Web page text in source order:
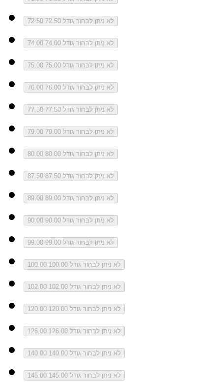
72.50 לא ניתן לבחור גודל 72.50
74.00 לא ניתן לבחור גודל 74.00
75.00 לא ניתן לבחור גודל 75.00
76.00 לא ניתן לבחור גודל 76.00
77.50 לא ניתן לבחור גודל 77.50
79.00 לא ניתן לבחור גודל 79.00
80.00 לא ניתן לבחור גודל 80.00
87.50 לא ניתן לבחור גודל 87.50
89.00 לא ניתן לבחור גודל 89.00
90.00 לא ניתן לבחור גודל 90.00
99.00 לא ניתן לבחור גודל 99.00
100.00 לא ניתן לבחור גודל 100.00
102.00 לא ניתן לבחור גודל 102.00
120.00 לא ניתן לבחור גודל 120.00
126.00 לא ניתן לבחור גודל 126.00
140.00 לא ניתן לבחור גודל 140.00
145.00 לא ניתן לבחור גודל 145.00